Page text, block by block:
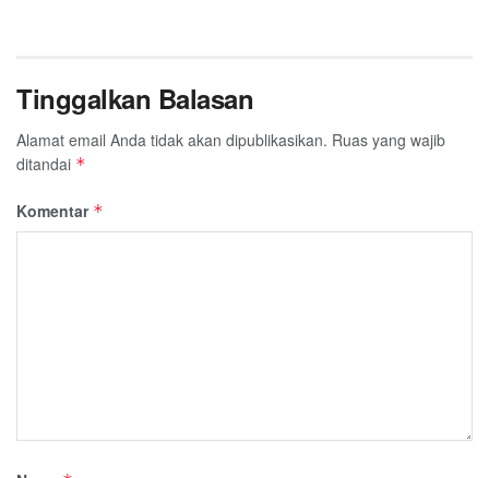
Tinggalkan Balasan
Alamat email Anda tidak akan dipublikasikan. Ruas yang wajib
ditandai *
Komentar *